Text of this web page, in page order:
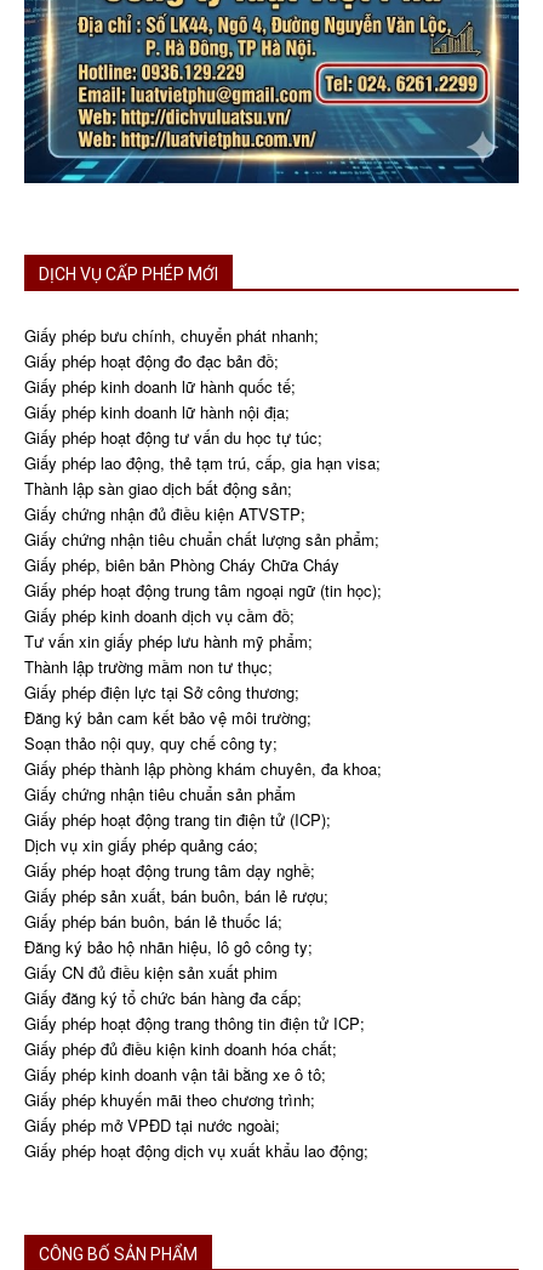
DỊCH VỤ CẤP PHÉP MỚI
Giấy phép bưu chính, chuyển phát nhanh;
Giấy phép hoạt động đo đạc bản đồ;
Giấy phép kinh doanh lữ hành quốc tế;
Giấy phép kinh doanh lữ hành nội địa;
Giấy phép hoạt động tư vấn du học tự túc;
Giấy phép lao động, thẻ tạm trú, cấp, gia hạn visa;
Thành lập sàn giao dịch bất động sản;
Giấy chứng nhận đủ điều kiện ATVSTP;
Giấy chứng nhận tiêu chuẩn chất lượng sản phẩm;
Giấy phép, biên bản Phòng Cháy Chữa Cháy
Giấy phép hoạt động trung tâm ngoại ngữ (tin học);
Giấy phép kinh doanh dịch vụ cầm đồ;
Tư vấn xin giấy phép lưu hành mỹ phẩm;
Thành lập trường mầm non tư thục;
Giấy phép điện lực tại Sở công thương;
Đăng ký bản cam kết bảo vệ môi trường;
Soạn thảo nội quy, quy chế công ty;
Giấy phép thành lập phòng khám chuyên, đa khoa;
Giấy chứng nhận tiêu chuẩn sản phẩm
Giấy phép hoạt động trang tin điện tử (ICP);
Dịch vụ xin giấy phép quảng cáo;
Giấy phép hoạt động trung tâm dạy nghề;
Giấy phép sản xuất, bán buôn, bán lẻ rượu;
Giấy phép bán buôn, bán lẻ thuốc lá;
Đăng ký bảo hộ nhãn hiệu, lô gô công ty;
Giấy CN đủ điều kiện sản xuất phim
Giấy đăng ký tổ chức bán hàng đa cấp;
Giấy phép hoạt động trang thông tin điện tử ICP;
Giấy phép đủ điều kiện kinh doanh hóa chất;
Giấy phép kinh doanh vận tải bằng xe ô tô;
Giấy phép khuyến mãi theo chương trình;
Giấy phép mở VPĐD tại nước ngoài;
Giấy phép hoạt động dịch vụ xuất khẩu lao động;
CÔNG BỐ SẢN PHẨM